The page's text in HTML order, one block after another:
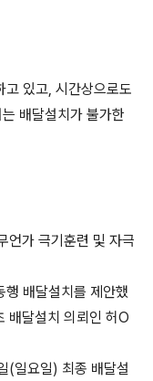
있고, 시간상으로도
배달설치가 불가한
가 극기훈련 및 자극
배달설치를 제안했
배달설치 의뢰인 허O
(일요일) 최종 배달설